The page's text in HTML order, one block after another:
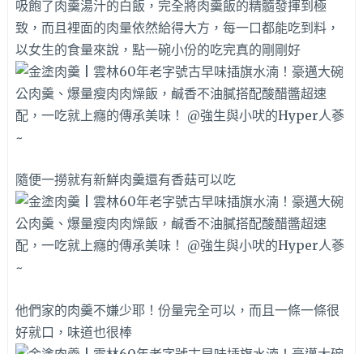
吸飽了肉羹湯汁的白飯，完全將肉羹飯的精髓發揮到極
致，而且裡面的肉量依然給得大方，每一口都能吃到料，
以女生的食量來說，點一碗小份的吃完真的剛剛好
隨便一撈就有新鮮肉羹還有香菇可以吃
他們家的肉羹不嫌少耶！份量完全可以，而且一條一條很
好就口，味道也很棒